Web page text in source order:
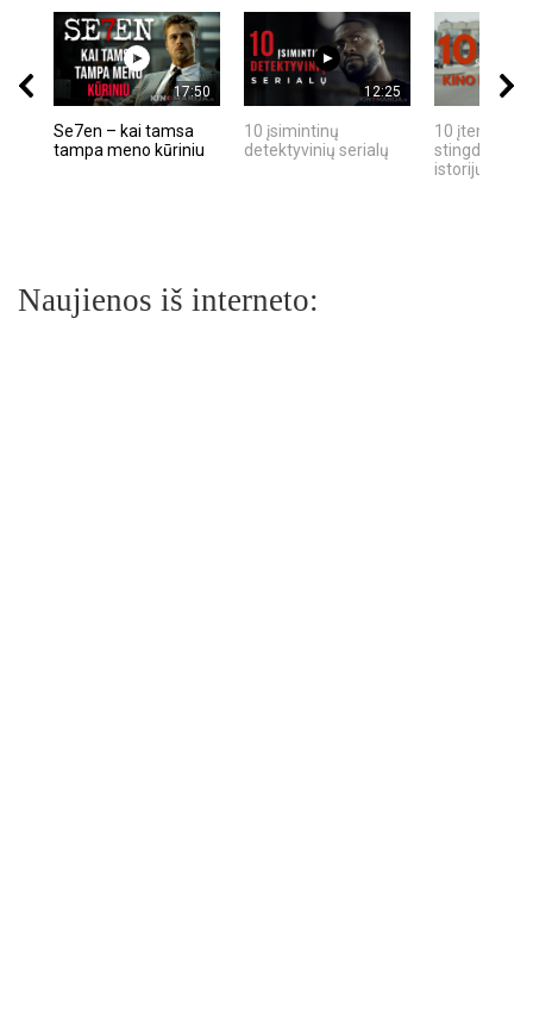
17:50
Se7en – kai tamsa
tampa meno kūriniu
12:25
10 įsimintinų
detektyvinių serialų
10 įtemptų,
stingdančių
istorijų
Naujienos iš interneto: